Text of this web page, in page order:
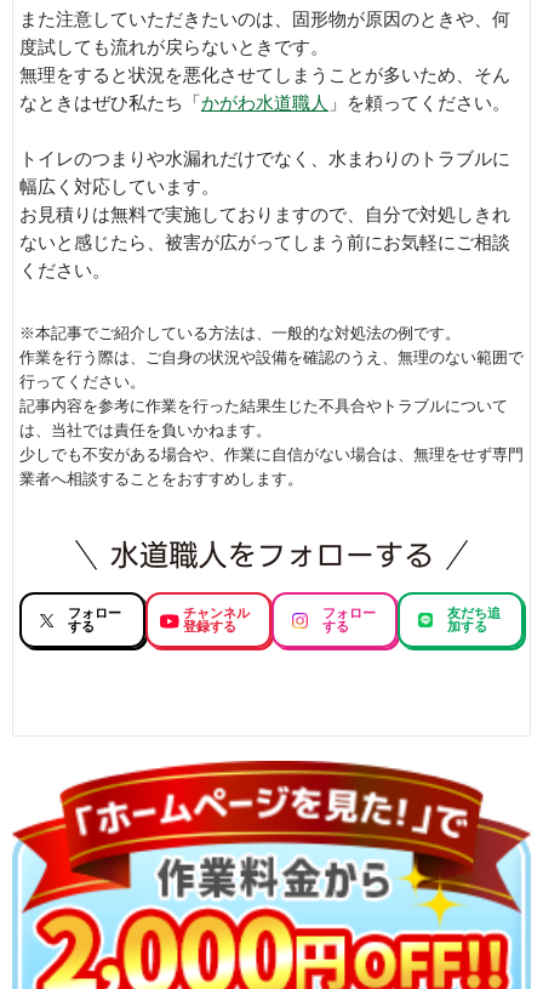
また注意していただきたいのは、固形物が原因のときや、何
度試しても流れが戻らないときです。
無理をすると状況を悪化させてしまうことが多いため、そん
なときはぜひ私たち「 かがわ水道職人 」を頼ってください。
トイレのつまりや水漏れだけでなく、水まわりのトラブルに
幅広く対応しています。
お見積りは無料で実施しておりますので、自分で対処しきれ
ないと感じたら、被害が広がってしまう前にお気軽にご相談
ください。
※本記事でご紹介している方法は、一般的な対処法の例です。
作業を行う際は、ご自身の状況や設備を確認のうえ、無理のない範囲で
行ってください。
記事内容を参考に作業を行った結果生じた不具合やトラブルについて
は、当社では責任を負いかねます。
少しでも不安がある場合や、作業に自信がない場合は、無理をせず専門
業者へ相談することをおすすめします。
フォロー
する
チャンネル
登録する
フォロー
する
友だち追
加する